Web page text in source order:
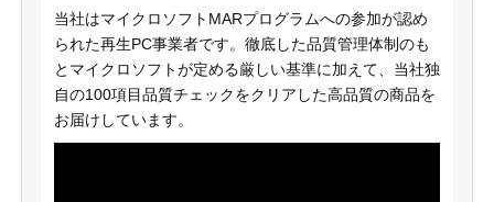
当社はマイクロソフトMARプログラムへの参加が認め
られた再生PC事業者です。徹底した品質管理体制のも
とマイクロソフトが定める厳しい基準に加えて、当社独
自の100項目品質チェックをクリアした高品質の商品を
お届けしています。